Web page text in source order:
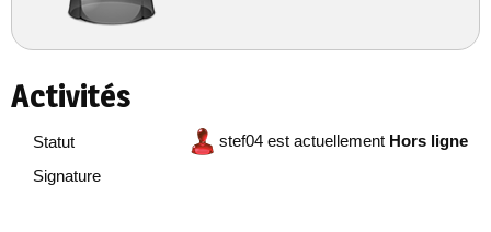
Activités
Statut stef04 est actuellement Hors ligne
Signature